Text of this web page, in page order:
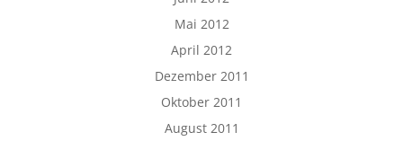
Mai 2012
April 2012
Dezember 2011
Oktober 2011
August 2011